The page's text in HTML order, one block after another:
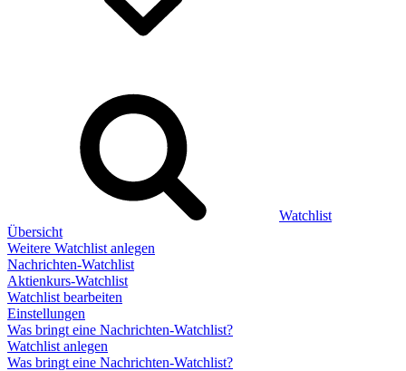
Watchlist
Übersicht
Weitere Watchlist anlegen
Nachrichten-Watchlist
Aktienkurs-Watchlist
Watchlist bearbeiten
Einstellungen
Was bringt eine Nachrichten-Watchlist?
Watchlist anlegen
Was bringt eine Nachrichten-Watchlist?